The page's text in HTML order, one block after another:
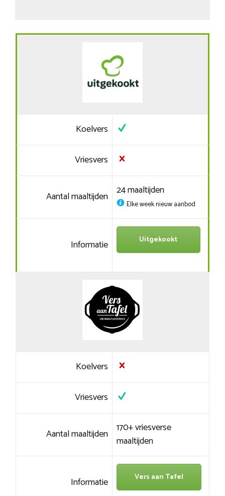
Koelvers
Vriesvers
Aantal maaltijden 24 maaltijden
Elke week nieuw aanbod
Informatie Uitgekookt
Koelvers
Vriesvers
Aantal maaltijden 170+ vriesverse
maaltijden
Informatie Vers aan Tafel